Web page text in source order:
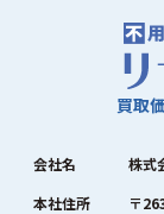
買取
会社名
株式
本社住所
〒